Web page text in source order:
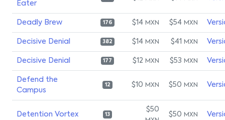
Eater
Deadly Brew 176 $14 MXN $54 MXN
Decisive Denial 382 $14 MXN $41 MXN
Decisive Denial 177 $12 MXN $53 MXN
Defend the
Campus
12 $10 MXN $50 MXN
Detention Vortex 13
$50
$50 MXN